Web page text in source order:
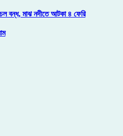
বন্ধ, মাঝ নদীতে আটকা ৪ ফেরি